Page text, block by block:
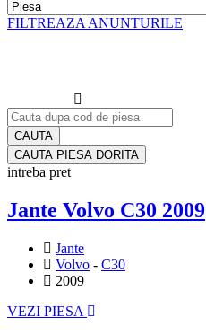
FILTREAZA ANUNTURILE
CAUTA PIESA DORITA
intreba pret
Jante Volvo C30 2009
Jante
Volvo - C30
2009
VEZI PIESA